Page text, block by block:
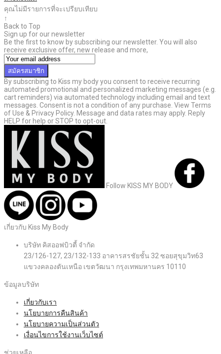
คุณไม่มีรายการที่จะเปรียบเทียบ
↑
Back to Top
Sign up for our newsletter
Be the first to know by subscribing our newsletter. You will also
receive exclusive offer, new release and more,
สมัครสมาชิก
By subscribing to Kiss my body you consent to receive recurring
automated promotional and personalized marketing messages (e.g.
cart reminders) via automated technology including email and text
messages. Consent is not a condition of any purchase. View Terms
of Use & Privacy Policy. Message and data rates may apply. Reply
HELP for help or STOP to opt-out.
Follow KISS MY BODY
เกี่ยวกับ Kiss My Body
บริษัท คิสออฟบิวตี้ จำกัด
23/126-127, 23/132-133 อาคารสรชัยชั้น 32 ซอยสุขุมวิท63
แขวงคลองตันเหนือ เขตวัฒนา กรุงเทพมหานคร 10110
ข้อมูลบริษัท
เกี่ยวกับเรา
นโยบายการคืนสินค้า
นโยบายความเป็นส่วนตัว
เงื่อนไขการใช้งานเว็บไซต์
ช่วยเหลือ